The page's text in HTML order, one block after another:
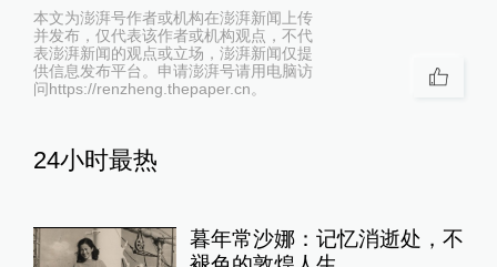
本文为澎湃号作者或机构在澎湃新闻上传
并发布，仅代表该作者或机构观点，不代
表澎湃新闻的观点或立场，澎湃新闻仅提
供信息发布平台。申请澎湃号请用电脑访
问https://renzheng.thepaper.cn。
24小时最热
暮年常沙娜：记忆消逝处，不